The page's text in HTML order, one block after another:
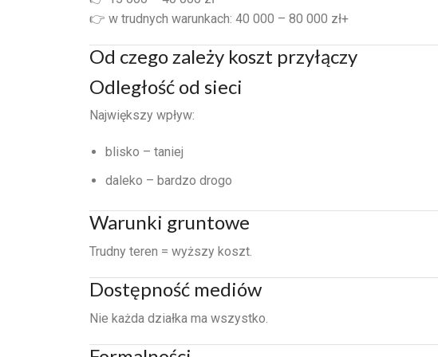
👉 w trudnych warunkach: 40 000 – 80 000 zł+
Od czego zależy koszt przyłączy
Odległość od sieci
Największy wpływ:
blisko – taniej
daleko – bardzo drogo
Warunki gruntowe
Trudny teren = wyższy koszt.
Dostępność mediów
Nie każda działka ma wszystko.